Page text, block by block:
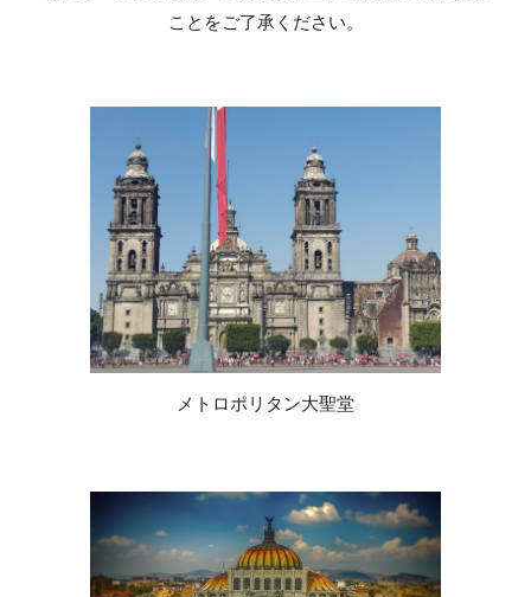
ことをご了承ください。
メトロポリタン大聖堂